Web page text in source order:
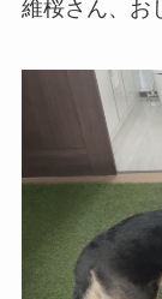
維桜さん、お